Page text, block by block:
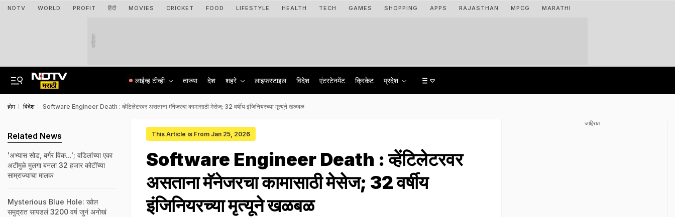
NDTV WORLD PROFIT हिंदी MOVIES CRICKET FOOD LIFESTYLE HEALTH TECH GAMES SHOPPING APPS RAJASTHAN MPCG MARATHI
जाहिरात
लाईव्ह टीव्ही ताज्या देश शहरे लाइफस्टाइल विदेश एंटरटेनमेंट क्रिकेट प्रदेश
होम विदेश Software Engineer Death : व्हेंटिलेटरवर असताना मॅनेजरचा कामासाठी मेसेज; 32 वर्षीय इंजिनियरच्या मृत्यूने खळबळ
This Article is From Jan 25, 2026
Software Engineer Death : व्हेंटिलेटरवर
असताना मॅनेजरचा कामासाठी मेसेज; 32 वर्षीय
इंजिनियरच्या मृत्यूने खळबळ
Related News
'अभ्यास सोड, बर्गर विक...'; वडिलांच्या एका
अटीमुळे मुलगा बनला 32 हजार कोटींच्या
साम्राज्याचा मालक
Mysterious Blue Hole: खोल
समुद्रात सापडलं 3200 वर्ष जुनं अनोखं
जाहिरात